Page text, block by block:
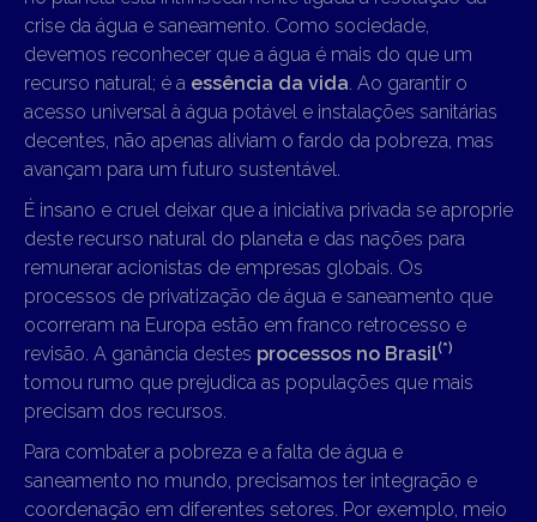
crise da água e saneamento. Como sociedade,
devemos reconhecer que a água é mais do que um
recurso natural; é a essência da vida. Ao garantir o
acesso universal à água potável e instalações sanitárias
decentes, não apenas aliviam o fardo da pobreza, mas
avançam para um futuro sustentável.
É insano e cruel deixar que a iniciativa privada se aproprie
deste recurso natural do planeta e das nações para
remunerar acionistas de empresas globais. Os
processos de privatização de água e saneamento que
ocorreram na Europa estão em franco retrocesso e
revisão. A ganância destes processos no Brasil(*)
tomou rumo que prejudica as populações que mais
precisam dos recursos.
Para combater a pobreza e a falta de água e
saneamento no mundo, precisamos ter integração e
coordenação em diferentes setores. Por exemplo, meio